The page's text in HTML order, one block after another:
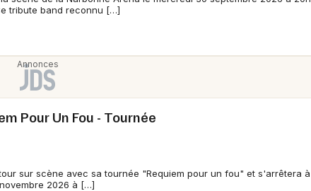
Artistes en tournée
Magazine à Narbonne
tribute band reconnu […]
Pour Un Fou - Tournée
sur scène avec sa tournée "Requiem pour un fou" et s'arrêtera à
2026 à […]